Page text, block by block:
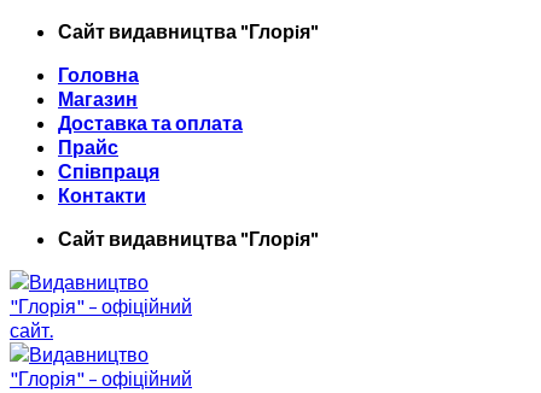
Skip
content
Сайт видавництва "Глорiя"
Головна
Магазин
Доставка та оплата
Прайс
Співпраця
Контакти
Сайт видавництва "Глорiя"